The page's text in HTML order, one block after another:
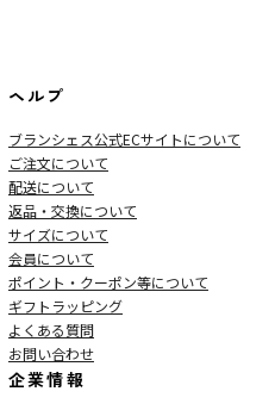
ヘルプ
ブランシェス公式ECサイトについて
ご注文について
配送について
返品・交換について
サイズについて
会員について
ポイント・クーポン等について
ギフトラッピング
よくある質問
お問い合わせ
企業情報